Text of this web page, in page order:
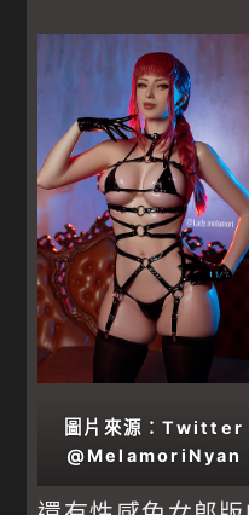
圖片來源：Twitter
@MelamoriNyan